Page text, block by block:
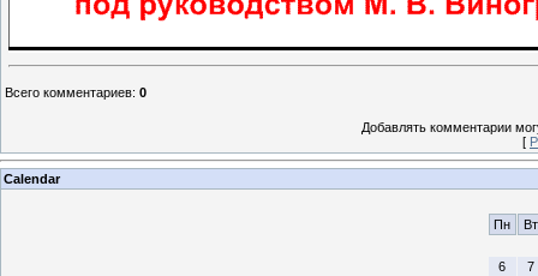
Всего комментариев: 0
Добавлять комментарии
[
Calendar
Пн Вт
6
7